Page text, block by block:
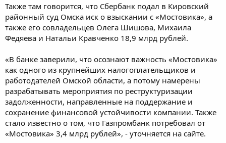
Также там говорится, что Сбербанк подал в Кировский
районный суд Омска иск о взыскании с «Мостовика», а
также его совладельцев Олега Шишова, Михаила
Федяева и Натальи Кравченко 18,9 млрд рублей.
«В банке заверили, что осознают важность «Мостовика»
как одного из крупнейших налогоплательщиков и
работодателей Омской области, а потому намерены
разрабатывать мероприятия по реструктуризации
задолженности, направленные на поддержание и
сохранение финансовой устойчивости компании. Также
стало известно о том, что Газпромбанк потребовал от
«Мостовика» 3,4 млрд рублей», - уточняется на сайте.